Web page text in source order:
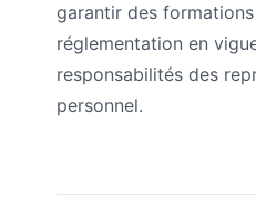
garantir des
réglementation en
responsabilités des
personnel.